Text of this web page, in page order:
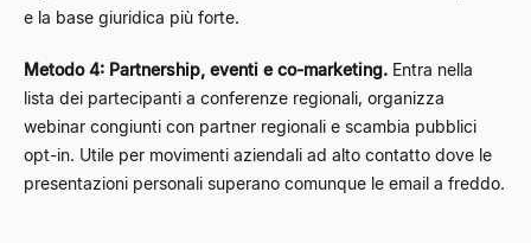
e la base giuridica più forte.
Metodo 4: Partnership, eventi e co-marketing. Entra nella
lista dei partecipanti a conferenze regionali, organizza
webinar congiunti con partner regionali e scambia pubblici
opt-in. Utile per movimenti aziendali ad alto contatto dove le
presentazioni personali superano comunque le email a freddo.